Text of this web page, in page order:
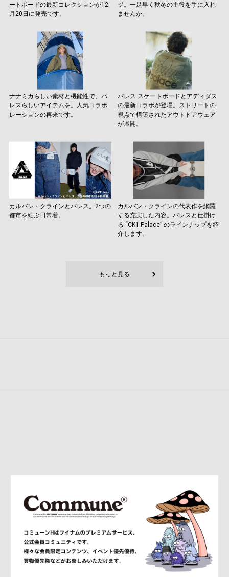
ートボードの最新コレクションが12
月20日に発売です。
ジ。一足早く秋冬の主役を手に入れ
ませんか。
ナナミカらしい素材と機能性で、パ
レスらしいアイテムを。人気コラボ
レーションの再来です。
パレス スケートボードとアディダス
の最新コラボが登場。ストリートの
視点で構築されたアウトドアウェア
が展開。
カルバン・クラインとパレス。2つの
都市を結ぶ日常着。
カルバン・クラインの代表作を網羅
する充実した内容。パレスと仕掛け
る “CK1 Palace” のラインナップを紹
介します。
もっと見る